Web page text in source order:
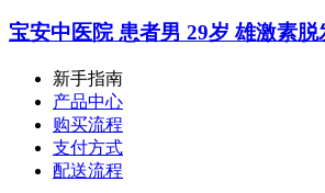
宝安中医院 患者男 29岁 雄激素脱
新手指南
产品中心
购买流程
支付方式
配送流程